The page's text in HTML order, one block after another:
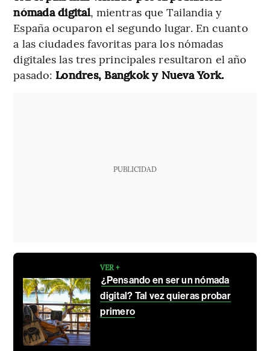
nómada digital, mientras que Tailandia y
España ocuparon el segundo lugar. En cuanto
a las ciudades favoritas para los nómadas
digitales las tres principales resultaron el año
pasado: Londres, Bangkok y Nueva York.
PUBLICIDAD
VER +
¿Pensando en ser un nómada
digital? Tal vez quieras probar
primero